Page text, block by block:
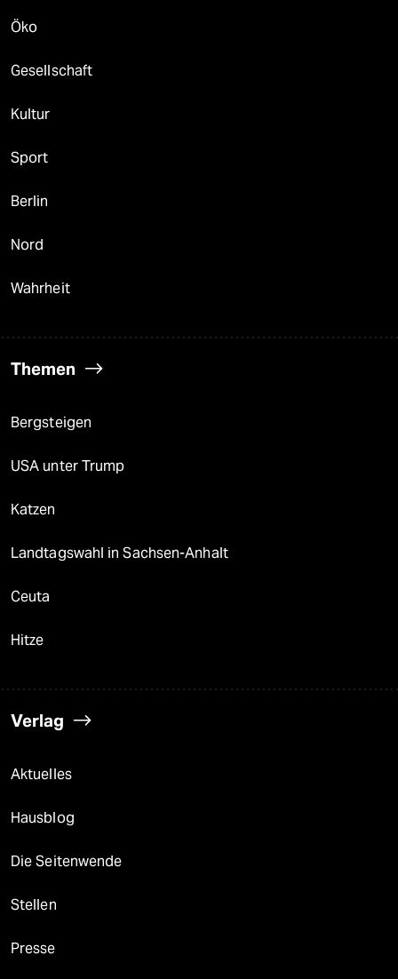
Öko
Gesellschaft
Kultur
Sport
Berlin
Nord
Wahrheit
Themen
Bergsteigen
USA unter Trump
Katzen
Landtagswahl in Sachsen-Anhalt
Ceuta
Hitze
Verlag
Aktuelles
Hausblog
Die Seitenwende
Stellen
Presse